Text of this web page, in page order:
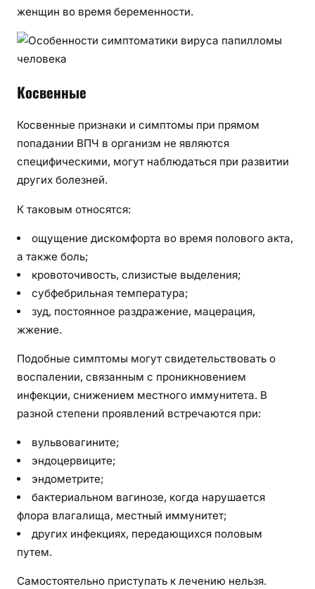
женщин во время беременности.
Косвенные
Косвенные признаки и симптомы при прямом
попадании ВПЧ в организм не являются
специфическими, могут наблюдаться при развитии
других болезней.
К таковым относятся:
ощущение дискомфорта во время полового акта,
а также боль;
кровоточивость, слизистые выделения;
субфебрильная температура;
зуд, постоянное раздражение, мацерация,
жжение.
Подобные симптомы могут свидетельствовать о
воспалении, связанным с проникновением
инфекции, снижением местного иммунитета. В
разной степени проявлений встречаются при:
вульвовагините;
эндоцервиците;
эндометрите;
бактериальном вагинозе, когда нарушается
флора влагалища, местный иммунитет;
других инфекциях, передающихся половым
путем.
Самостоятельно приступать к лечению нельзя.